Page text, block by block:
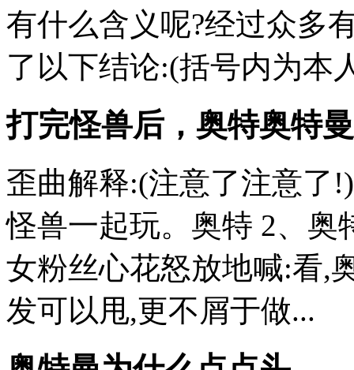
有什么含义呢?经过众多
了以下结论:(括号内为本
打完怪兽后，奥特奥特
歪曲解释:(注意了注意了
怪兽一起玩。奥特 2、奥
女粉丝心花怒放地喊:看,
发可以甩,更不屑于做...